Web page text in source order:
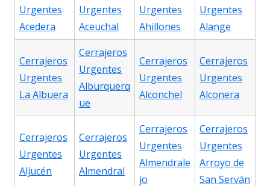
Urgentes
Acedera
Urgentes
Aceuchal
Urgentes
Ahillones
Urgentes
Alange
Cerrajeros
Urgentes
La Albuera
Cerrajeros
Urgentes
Alburquerq
ue
Cerrajeros
Urgentes
Alconchel
Cerrajeros
Urgentes
Alconera
Cerrajeros
Urgentes
Aljucén
Cerrajeros
Urgentes
Almendral
Cerrajeros
Urgentes
Almendrale
jo
Cerrajeros
Urgentes
Arroyo de
San Serván